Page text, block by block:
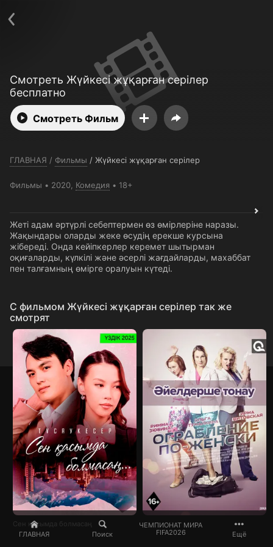
ГЛАВНАЯ Поиск
ЧЕМПИОНАТ МИРА
FIFA2026
Ещё
Смотреть Жүйкесі жұқарған серілер
бесплатно
Смотреть Фильм
ГЛАВНАЯ / Фильмы / Жүйкесі жұқарған серілер
Фильмы 2020, Комедия 18+
Жеті адам әртүрлі себептермен өз өмірлеріне наразы.
Жақындары оларды жеке өсудің ерекше курсына
жібереді. Онда кейіпкерлер керемет шытырман
оқиғаларды, күлкілі және әсерлі жағдайларды, махаббат
пен талғамның өмірге оралуын күтеді.
C фильмом Жүйкесі жұқарған серілер так же
смотрят
Сен қасымда болмасаң
Политика конфиденциальности
Открыть приложение